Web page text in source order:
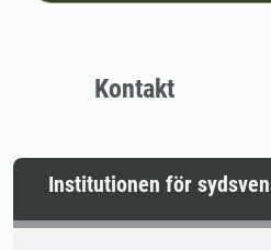
Kontakt
Institutionen för